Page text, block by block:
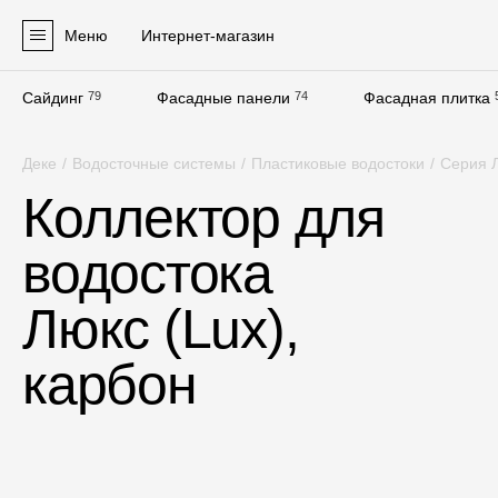
Меню Интернет-магазин
Сайдинг 79 Фасадные панели 74 Фасадная плитка
Сайдинг
Софиты
Фасадные панели
Фасадная плитка
Комплектующие для фасадов
Деке / Водосточные системы / Пластиковые водостоки / Серия
Коллектор для
водостока
Люкс (Lux),
карбон